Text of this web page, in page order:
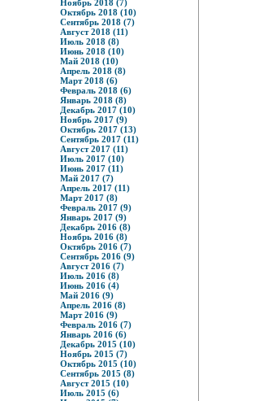
Ноябрь 2018 (7)
Октябрь 2018 (10)
Сентябрь 2018 (7)
Август 2018 (11)
Июль 2018 (8)
Июнь 2018 (10)
Май 2018 (10)
Апрель 2018 (8)
Март 2018 (6)
Февраль 2018 (6)
Январь 2018 (8)
Декабрь 2017 (10)
Ноябрь 2017 (9)
Октябрь 2017 (13)
Сентябрь 2017 (11)
Август 2017 (11)
Июль 2017 (10)
Июнь 2017 (11)
Май 2017 (7)
Апрель 2017 (11)
Март 2017 (8)
Февраль 2017 (9)
Январь 2017 (9)
Декабрь 2016 (8)
Ноябрь 2016 (8)
Октябрь 2016 (7)
Сентябрь 2016 (9)
Август 2016 (7)
Июль 2016 (8)
Июнь 2016 (4)
Май 2016 (9)
Апрель 2016 (8)
Март 2016 (9)
Февраль 2016 (7)
Январь 2016 (6)
Декабрь 2015 (10)
Ноябрь 2015 (7)
Октябрь 2015 (10)
Сентябрь 2015 (8)
Август 2015 (10)
Июль 2015 (6)